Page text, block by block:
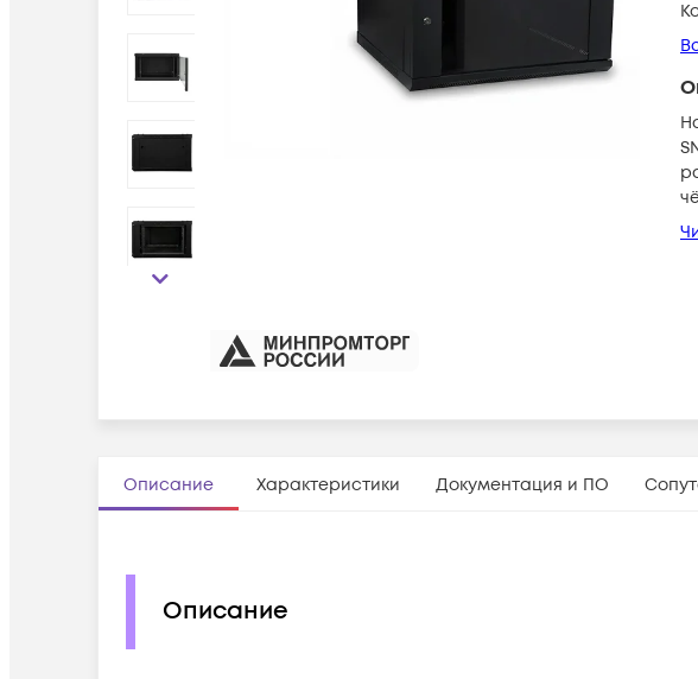
Описание Характеристики Документация и ПО
Описание